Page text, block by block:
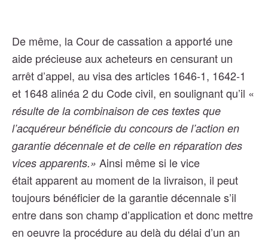
De même, la Cour de cassation a apporté une
aide précieuse aux acheteurs en censurant un
arrêt d’appel, au visa des articles 1646-1, 1642-1
et 1648 alinéa 2 du Code civil, en soulignantqu’il «
résulte de la combinaison de ces textes que
l’acquéreur bénéficie du concours de l’action en
garantie décennale et de celle en réparation des
vices apparents.» Ainsi même si le vice
était apparent au moment de la livraison, il peut
toujours bénéficier de la garantie décennale s’il
entre dans son champ d’application et donc mettre
en oeuvre la procédure au delà du délai d’un an